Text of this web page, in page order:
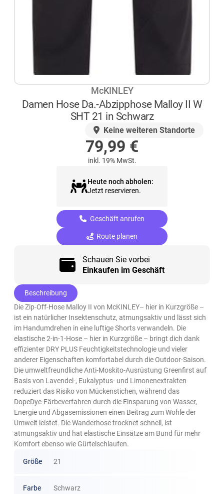
McKINLEY
Damen Hose Da.-Abzipphose Malloy II W
SHT 21 in Schwarz
Keine weiteren Standorte
79,99 €
inkl. 19% MwSt.
Heute noch abholen:
Jetzt reservieren.
Geschäft anrufen
Route planen
Schauen Sie vorbei
Einkaufen im Geschäft
Beschreibung
Die Zip-Off-Hose Malloy II von McKINLEY– hier in Kurzgröße –
ist ein natürlicher Insektenschutz, atmungsaktiv und lässt sich
im Handumdrehen in eine luftige Shorts verwandeln. Die
elastische 2-in-1-Hose – hier in Kurzgröße – bringt dich dank
effizienter DRY PLUS Feuchtigkeitstechnologie und vieler
anderer Eigenschaften komfortabel durch die Outdoor-Saison.
Die umweltfreundliche Anti-Moskito-Ausrüstung Greenfirst auf
Basis von Lavendel-, Eukalyptus- und Limonenextrakten
reduziert das Risiko von Mückenstichen, während das
DopeDye-Färbeverfahren durch die Einsparung von Wasser,
Energie und Abgasemissionen einen Beitrag zum Wohle der
Umwelt leistet. Die Wanderhose trocknet schnell, ist
atmungsaktiv und hat elastische Einsätze am Bund für mehr
Komfort ebenso wie Gürtelschlaufen.
Größe 21
Farbe Schwarz